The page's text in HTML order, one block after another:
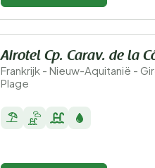
Airotel Cp. Carav. de la
Frankrijk - Nieuw-Aquitanië -
Plage